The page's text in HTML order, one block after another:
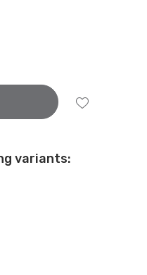
variants: